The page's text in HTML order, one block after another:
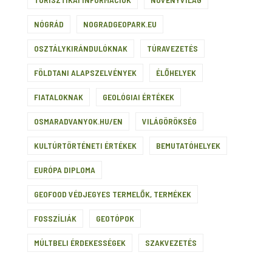
NÓGRÁD NOGRADGEOPARK.EU
OSZTÁLYKIRÁNDULÓKNAK TÚRAVEZETÉS
FÖLDTANI ALAPSZELVÉNYEK ÉLŐHELYEK
FIATALOKNAK GEOLÓGIAI ÉRTÉKEK
OSMARADVANYOK.HU/EN VILÁGÖRÖKSÉG
KULTÚRTÖRTÉNETI ÉRTÉKEK BEMUTATÓHELYEK
EURÓPA DIPLOMA
GEOFOOD VÉDJEGYES TERMELŐK, TERMÉKEK
FOSSZÍLIÁK GEOTÓPOK
MÚLTBELI ÉRDEKESSÉGEK SZAKVEZETÉS